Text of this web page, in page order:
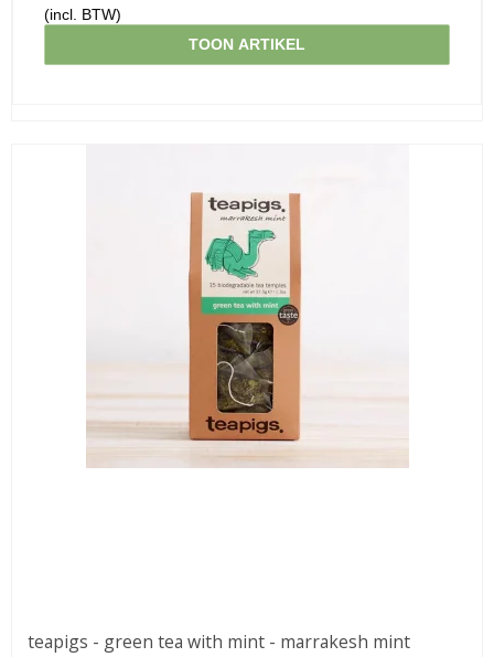
(incl. BTW)
TOON ARTIKEL
teapigs - green tea with mint - marrakesh mint